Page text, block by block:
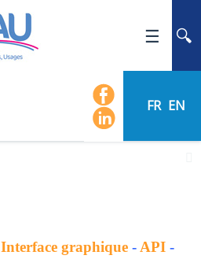
FR EN
Interface graphique - API -